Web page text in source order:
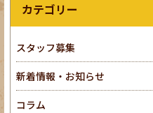
カテゴリー
スタッフ募集
新着情報・お知らせ
コラム